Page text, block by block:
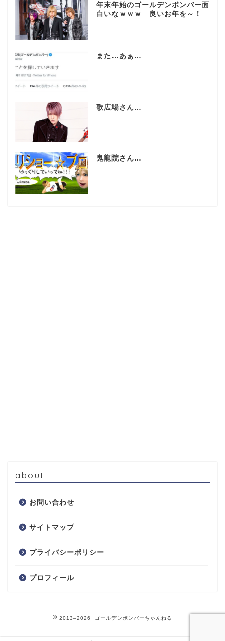
年末年始のゴールデンボンバー面
白いなｗｗｗ 良いお年を～！
また…あぁ…
歌広場さん…
鬼龍院さん…
about
お問い合わせ
サイトマップ
プライバシーポリシー
プロフィール
2013–2026 ゴールデンボンバーちゃんねる